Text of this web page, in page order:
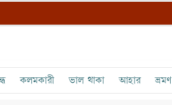
কলমকারী ভাল থাকা আহার ভ্রমণ